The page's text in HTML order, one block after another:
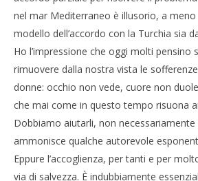
nel mar Mediterraneo è illusorio, a meno
modello dell’accordo con la Turchia sia
Ho l’impressione che oggi molti pensino
rimuovere dalla nostra vista le
donne: occhio non vede, cuore non
che mai come in questo tempo risuona
Dobbiamo aiutarli, non necessariamente
ammonisce qualche autorevole
Eppure l’accoglienza, per tanti e per
via di salvezza. È indubbiamente